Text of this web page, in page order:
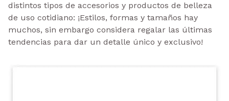
distintos tipos de accesorios y productos de belleza
de uso cotidiano: ¡Estilos, formas y tamaños hay
muchos, sin embargo considera regalar las últimas
tendencias para dar un detalle único y exclusivo!